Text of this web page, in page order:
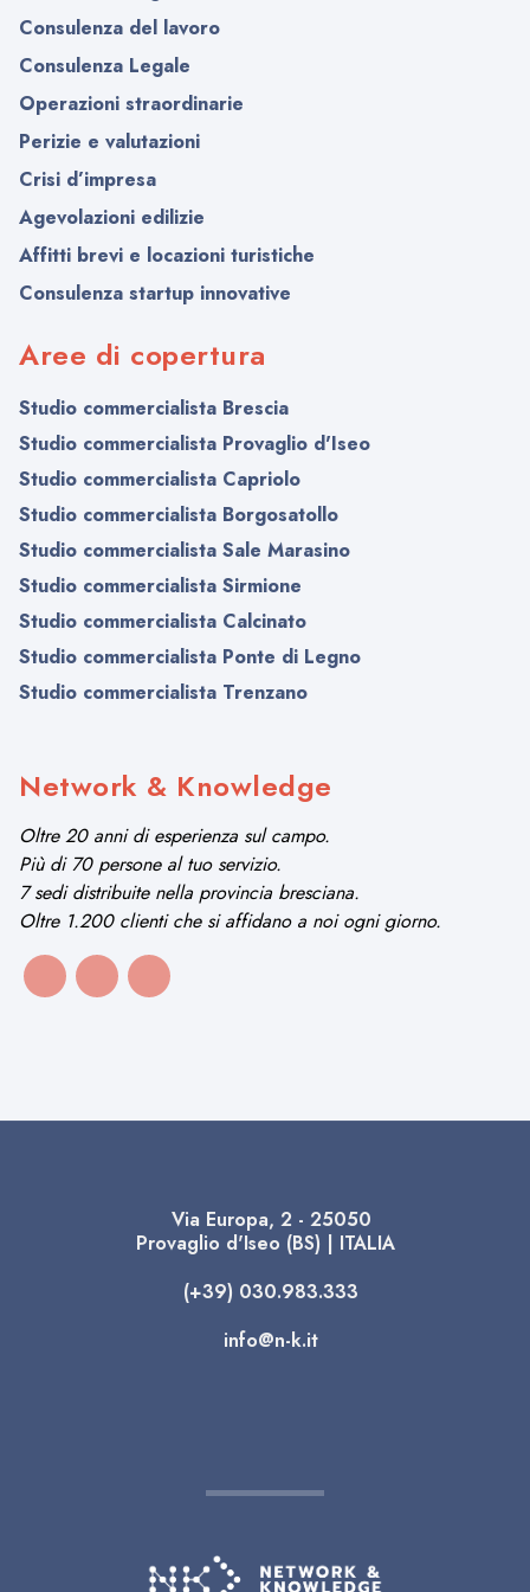
Consulenza del lavoro
Consulenza Legale
Operazioni straordinarie
Perizie e valutazioni
Crisi d’impresa
Agevolazioni edilizie
Affitti brevi e locazioni turistiche
Consulenza startup innovative
Aree di copertura
Studio commercialista Brescia
Studio commercialista Provaglio d'Iseo
Studio commercialista Capriolo
Studio commercialista Borgosatollo
Studio commercialista Sale Marasino
Studio commercialista Sirmione
Studio commercialista Calcinato
Studio commercialista Ponte di Legno
Studio commercialista Trenzano
Network & Knowledge
Oltre 20 anni di esperienza sul campo.
Più di 70 persone al tuo servizio.
7 sedi distribuite nella provincia bresciana.
Oltre 1.200 clienti che si affidano a noi ogni giorno.
Via Europa, 2 - 25050
Provaglio d'Iseo (BS) | ITALIA
(+39) 030.983.333
info@n-k.it